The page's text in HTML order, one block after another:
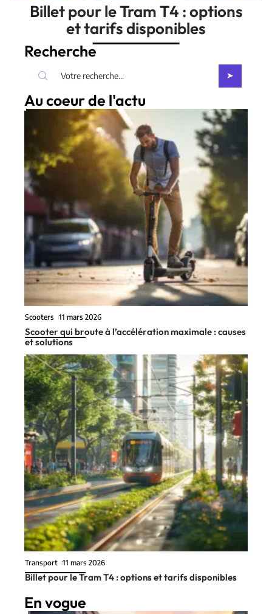
Billet pour le Tram T4 : options
et tarifs disponibles
Recherche
Au coeur de l'actu
Scooters 11 mars 2026
Scooter qui broute à l’accélération maximale : causes
et solutions
Transport 11 mars 2026
Billet pour le Tram T4 : options et tarifs disponibles
En vogue